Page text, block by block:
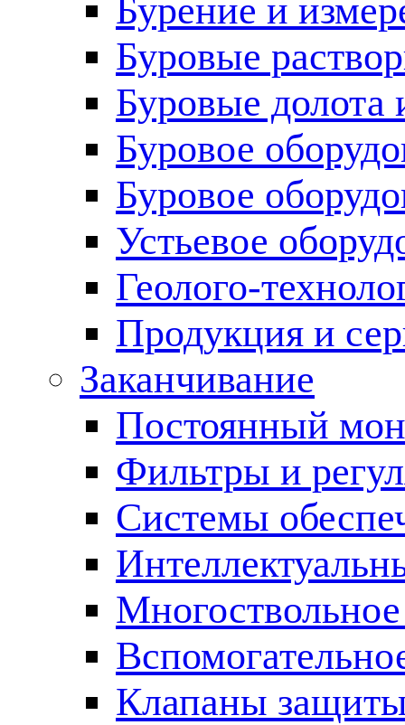
Бурение и
Буровые
Буровые долота
Буровое
Буровое
Устьевое
Геолого-
Продукция и
Заканчивание
Постоянный
Фильтры и
Cистемы
Клапаны